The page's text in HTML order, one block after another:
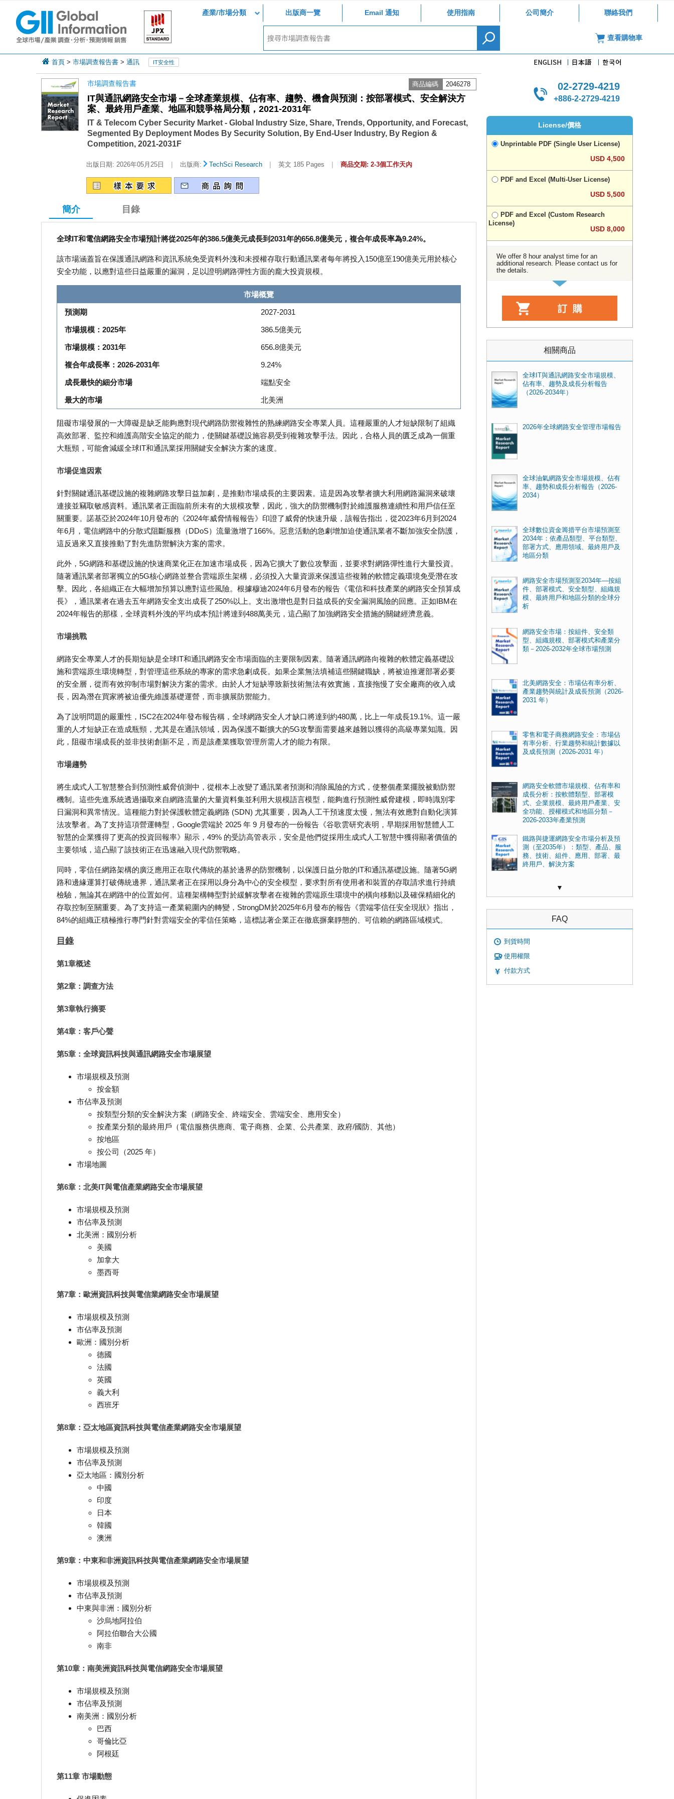
產業/市場分類 出版商一覽 Email 通知 使用指南 公司簡介 聯絡我們
查看購物車
首頁 > 市場調查報告書 > 通訊 IT安全性
市場調查報告書 商品編碼 2046278
IT與通訊網路安全市場－全球產業規模、佔有率、趨勢、機會與預測：按部署模式、安全解決方
案、最終用戶產業、地區和競爭格局分類，2021-2031年
IT & Telecom Cyber Security Market - Global Industry Size, Share, Trends, Opportunity, and Forecast,
Segmented By Deployment Modes By Security Solution, By End-User Industry, By Region &
Competition, 2021-2031F
出版日期: 2026年05月25日 | 出版商: TechSci Research | 英文 185 Pages | 商品交期: 2-3個工作天內
簡介 目錄
全球IT和電信網路安全市場預計將從2025年的386.5億美元成長到2031年的656.8億美元，複合年成長率為9.24%。
該市場涵蓋旨在保護通訊網路和資訊系統免受資料外洩和未授權存取行動通訊業者每年將投入150億至190億美元用於核心
安全功能，以應對這些日益嚴重的漏洞，足以證明網路彈性方面的龐大投資規模。
市場概覽
預測期 2027-2031
市場規模：2025年 386.5億美元
市場規模：2031年 656.8億美元
複合年成長率：2026-2031年 9.24%
成長最快的細分市場 端點安全
最大的市場 北美洲
阻礙市場發展的一大障礙是缺乏能夠應對現代網路防禦複雜性的熟練網路安全專業人員。這種嚴重的人才短缺限制了組織
高效部署、監控和維護高階安全協定的能力，使關鍵基礎設施容易受到複雜攻擊手法。因此，合格人員的匱乏成為一個重
大瓶頸，可能會減緩全球IT和通訊業採用關鍵安全解決方案的速度。
市場促進因素
針對關鍵通訊基礎設施的複雜網路攻擊日益加劇，是推動市場成長的主要因素。這是因為攻擊者擴大利用網路漏洞來破壞
連接並竊取敏感資料。通訊業者正面臨前所未有的大規模攻擊，因此，強大的防禦機制對於維護服務連續性和用戶信任至
關重要。諾基亞於2024年10月發布的《2024年威脅情報報告》印證了威脅的快速升級，該報告指出，從2023年6月到2024
年6月，電信網路中的分散式阻斷服務（DDoS）流量激增了166%。惡意活動的急劇增加迫使通訊業者不斷加強安全防護，
這反過來又直接推動了對先進防禦解決方案的需求。
此外，5G網路和基礎設施的快速商業化正在加速市場成長，因為它擴大了數位攻擊面，並要求對網路彈性進行大量投資。
隨著通訊業者部署獨立的5G核心網路並整合雲端原生架構，必須投入大量資源來保護這些複雜的軟體定義環境免受潛在攻
擊。因此，各組織正在大幅增加預算以應對這些風險。根據穆迪2024年6月發布的報告《電信和科技產業的網路安全預算成
長》，通訊業者在過去五年網路安全支出成長了250%以上。支出激增也是對日益成長的安全漏洞風險的回應。正如IBM在
2024年報告的那樣，全球資料外洩的平均成本預計將達到488萬美元，這凸顯了加強網路安全措施的關鍵經濟意義。
市場挑戰
網路安全專業人才的長期短缺是全球IT和通訊網路安全市場面臨的主要限制因素。隨著通訊網路向複雜的軟體定義基礎設
施和雲端原生環境轉型，對管理這些系統的專家的需求急劇成長。如果企業無法填補這些關鍵職缺，將被迫推遲部署必要
的安全層，從而有效抑制市場對解決方案的需求。由於人才短缺導致新技術無法有效實施，直接拖慢了安全廠商的收入成
長，因為潛在買家將被迫優先維護基礎運營，而非擴展防禦能力。
為了說明問題的嚴重性，ISC2在2024年發布報告稱，全球網路安全人才缺口將達到約480萬，比上一年成長19.1%。這一嚴
重的人才短缺正在造成瓶頸，尤其是在通訊領域，因為保護不斷擴大的5G攻擊面需要越來越難以獲得的高級專業知識。因
此，阻礙市場成長的並非技術創新不足，而是該產業獲取管理所需人才的能力有限。
市場趨勢
將生成式人工智慧整合到預測性威脅偵測中，從根本上改變了通訊業者預測和消除風險的方式，使整個產業擺脫被動防禦
機制。這些先進系統透過攝取來自網路流量的大量資料集並利用大規模語言模型，能夠進行預測性威脅建模，即時識別零
日漏洞和異常情況。這種能力對於保護軟體定義網路 (SDN) 尤其重要，因為人工干預速度太慢，無法有效應對自動化演算
法攻擊者。為了支持這項營運轉型，Google雲端於 2025 年 9 月發布的一份報告《谷歌雲研究表明，早期採用智慧體人工
智慧的企業獲得了更高的投資回報率》顯示，49% 的受訪高管表示，安全是他們從採用生成式人工智慧中獲得顯著價值的
主要領域，這凸顯了該技術正在迅速融入現代防禦戰略。
同時，零信任網路架構的廣泛應用正在取代傳統的基於邊界的防禦機制，以保護日益分散的IT和通訊基礎設施。隨著5G網
路和邊緣運算打破傳統邊界，通訊業者正在採用以身分為中心的安全模型，要求對所有使用者和裝置的存取請求進行持續
檢驗，無論其在網路中的位置如何。這種架構轉型對於緩解攻擊者在複雜的雲端原生環境中的橫向移動以及確保精細化的
存取控制至關重要。為了支持這一產業範圍內的轉變，StrongDM於2025年6月發布的報告《雲端零信任安全現狀》指出，
84%的組織正積極推行專門針對雲端安全的零信任策略，這標誌著企業正在徹底摒棄靜態的、可信賴的網路區域模式。
目錄
第1章概述
第2章：調查方法
第3章執行摘要
第4章：客戶心聲
第5章：全球資訊科技與通訊網路安全市場展望
市場規模及預測
按金額
市佔率及預測
按類型分類的安全解決方案（網路安全、終端安全、雲端安全、應用安全）
按產業分類的最終用戶（電信服務供應商、電子商務、企業、公共產業、政府/國防、其他）
按地區
按公司（2025 年）
市場地圖
第6章：北美IT與電信產業網路安全市場展望
市場規模及預測
市佔率及預測
北美洲：國別分析
美國
加拿大
墨西哥
第7章：歐洲資訊科技與電信業網路安全市場展望
市場規模及預測
市佔率及預測
歐洲：國別分析
德國
法國
英國
義大利
西班牙
第8章：亞太地區資訊科技與電信產業網路安全市場展望
市場規模及預測
市佔率及預測
亞太地區：國別分析
中國
印度
日本
韓國
澳洲
第9章：中東和非洲資訊科技與電信產業網路安全市場展望
市場規模及預測
市佔率及預測
中東與非洲：國別分析
沙烏地阿拉伯
阿拉伯聯合大公國
南非
第10章：南美洲資訊科技與電信網路安全市場展望
市場規模及預測
市佔率及預測
南美洲：國別分析
巴西
哥倫比亞
阿根廷
第11章 市場動態
02-2729-4219
+886-2-2729-4219
License/價格
Unprintable PDF (Single User License)
USD 4,500
PDF and Excel (Multi-User License)
USD 5,500
PDF and Excel (Custom Research
License)
USD 8,000
We offer 8 hour analyst time for an
additional research. Please contact us for
the details.
相關商品
全球IT與通訊網路安全市場規模、
佔有率、趨勢及成長分析報告
（2026-2034年）
2026年全球網路安全管理市場報告
全球油氣網路安全市場規模、佔有
率、趨勢和成長分析報告（2026-
2034）
全球數位資金籌措平台市場預測至
2034年：依產品類型、平台類型、
部署方式、應用領域、最終用戶及
地區分類
網路安全市場預測至2034年—按組
件、部署模式、安全類型、組織規
模、最終用戶和地區分類的全球分
析
網路安全市場：按組件、安全類
型、組織規模、部署模式和產業分
類－2026-2032年全球市場預測
北美網路安全：市場佔有率分析、
產業趨勢與統計及成長預測（2026-
2031 年）
零售和電子商務網路安全：市場佔
有率分析、行業趨勢和統計數據以
及成長預測（2026-2031 年）
網路安全軟體市場規模、佔有率和
成長分析：按軟體類型、部署模
式、企業規模、最終用戶產業、安
全功能、授權模式和地區分類－
2026-2033年產業預測
鐵路與捷運網路安全市場分析及預
測（至2035年）：類型、產品、服
務、技術、組件、應用、部署、最
終用戶、解決方案
▼
FAQ
到貨時間
使用權限
付款方式